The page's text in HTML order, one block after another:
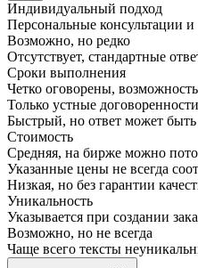
Индивидуальный подход
Персональные консультации
Возможно, но редко
Отсутствует, стандартные
Сроки выполнения
Четко оговорены,
Только устные
Быстрый, но ответ может
Стоимость
Средняя, на бирже можно
Указанные цены не всегда
Низкая, но без гарантии
Уникальность
Указывается при создании
Возможно, но не всегда
Чаще всего тексты